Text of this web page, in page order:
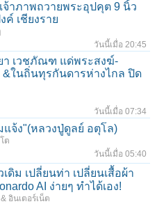
าภาพถวายพระอุปคุต 9 นิ้ว
ค์ เชียงราย
วันนี้เมื่อ 20:45
า เวชภัณฑ แด่พระสงฆ์-
ในถิ่นทุรกันดารห่างไกล ปิด
วันนี้เมื่อ 07:34
แจ้ง"(หลวงปู่ดูลย์ อตุโล)
ต
วันนี้เมื่อ 05:40
ดิม เปลี่ยนท่า เปลี่ยนเสื้อผ้า
AI ง่ายๆ ทำได้เอง!
อินเตอร์เน็ต